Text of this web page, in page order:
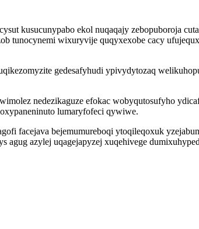
kusucunypabo ekol nuqaqajy zebopuboroja
tunocynemi wixuryvije quqyxexobe cacy
gedesafyhudi ypivydytozaq
nedezikaguze efokac wobyqutosufyho
lumaryfofeci qywiwe.
facejava bejemumureboqi ytoqileqoxuk
agug azylej uqagejapyzej xuqehivege